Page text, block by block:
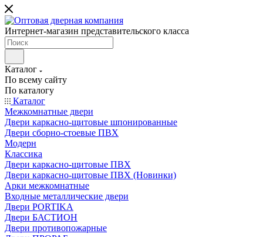
Интернет-магазин представительского класса
Каталог
По всему сайту
По каталогу
Каталог
Межкомнатные двери
Двери каркасно-щитовые шпонированные
Двери сборно-стоевые ПВХ
Модерн
Классика
Двери каркасно-щитовые ПВХ
Двери каркасно-щитовые ПВХ (Новинки)
Арки межкомнатные
Входные металлические двери
Двери PORTIKA
Двери БАСТИОН
Двери противопожарные